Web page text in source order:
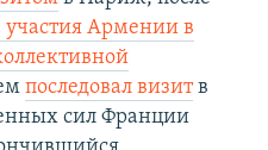
участия Армении в
последовал визитв
сил Франции